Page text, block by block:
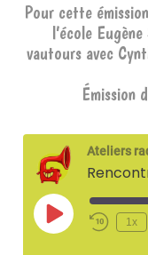
Pour cette
l’école
vautours avec
Émission
Ateliers
Play
Episode
1x